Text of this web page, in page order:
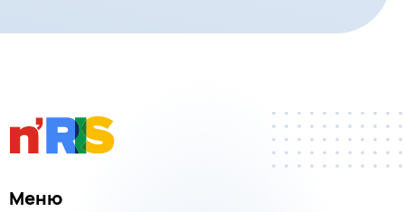
Меню